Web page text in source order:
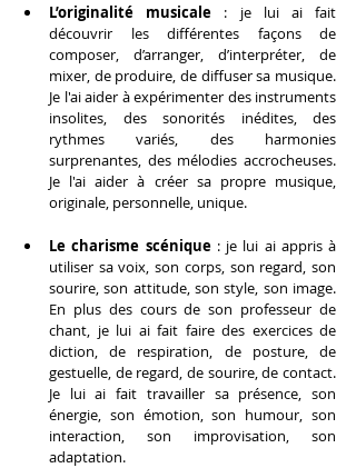
L’originalité musicale : je lui ai fait
découvrir les différentes façons de
composer, d’arranger, d’interpréter, de
mixer, de produire, de diffuser sa musique.
Je l'ai aider à expérimenter des instruments
insolites, des sonorités inédites, des
rythmes variés, des harmonies
surprenantes, des mélodies accrocheuses.
Je l'ai aider à créer sa propre musique,
originale, personnelle, unique.
Le charisme scénique : je lui ai appris à
utiliser sa voix, son corps, son regard, son
sourire, son attitude, son style, son image.
En plus des cours de son professeur de
chant, je lui ai fait faire des exercices de
diction, de respiration, de posture, de
gestuelle, de regard, de sourire, de contact.
Je lui ai fait travailler sa présence, son
énergie, son émotion, son humour, son
interaction, son improvisation, son
adaptation.